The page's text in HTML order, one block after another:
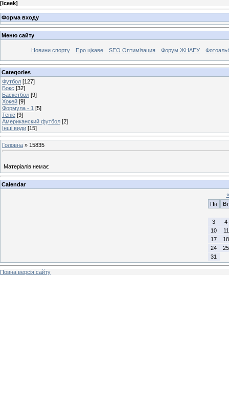
[Iceek]
Форма входу
Меню сайту
Новини спорту Про цікаве SEO Оптимізация Форум ЖНАЕУ
Categories
Футбол [127]
Бокс [32]
Баскетбол [9]
Хокей [9]
Формула - 1 [5]
Теніс [9]
Американский футбол [2]
Інші види [15]
Головна » 15835
Матеріалів немає
Calendar
«
Пн
Вт
3
4
10
11
17
18
24
25
31
Повна версія сайту